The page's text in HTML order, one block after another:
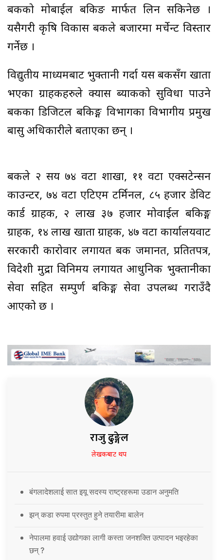
बैंकको मोबाईल बैंकिङ मार्फत लिन सकिनेछ ।
यसैगरी कृषि विकास बैंकले बजारमा मर्चेन्ट विस्तार
गर्नेछ ।
विद्युतीय माध्यमबाट भुक्तानी गर्दा यस बैंकसँग खाता
भएका ग्राहकहरुले क्यास ब्याकको सुविधा पाउने
बैंकका डिजिटल बैंकिङ्ग विभागका विभागीय प्रमुख
बासु अधिकारीले बताएका छन् ।
बैंकले २ सय ७४ वटा शाखा, ११ वटा एक्सटेन्सन
काउन्टर, ७४ वटा एटिएम टर्मिनल, ८५ हजार डेविट
कार्ड ग्राहक, २ लाख ३७ हजार मोवाईल बैंकिङ्ग
ग्राहक, १४ लाख खाता ग्राहक, ४७ वटा कार्यालयवाट
सरकारी कारोवार लगायत बैंक जमानत, प्रतितपत्र,
विदेशी मुद्रा विनिमय लगायत आधुनिक भुक्तानीका
सेवा सहित सम्पुर्ण बैंकिङ्ग सेवा उपलब्ध गराउँदै
आएको छ ।
राजु ढुङ्गेल
लेखकबाट थप
बंगलादेशलाई सात इयू सदस्य राष्ट्रहरूमा उडान अनुमति
झन् कडा रुपमा प्रस्तुत हुने तयारीमा बालेन
नेपालमा हवाई उद्योगका लागी कस्ता जनशक्ति उत्पादन भइरहेका
छन् ?